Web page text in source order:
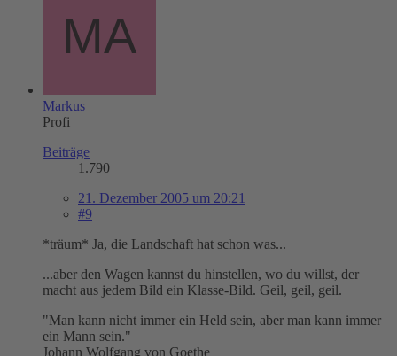
Markus
Profi
Beiträge
1.790
21. Dezember 2005 um 20:21
#9
*träum* Ja, die Landschaft hat schon was...
...aber den Wagen kannst du hinstellen, wo du willst, der
macht aus jedem Bild ein Klasse-Bild. Geil, geil, geil.
"Man kann nicht immer ein Held sein, aber man kann immer
ein Mann sein."
Johann Wolfgang von Goethe